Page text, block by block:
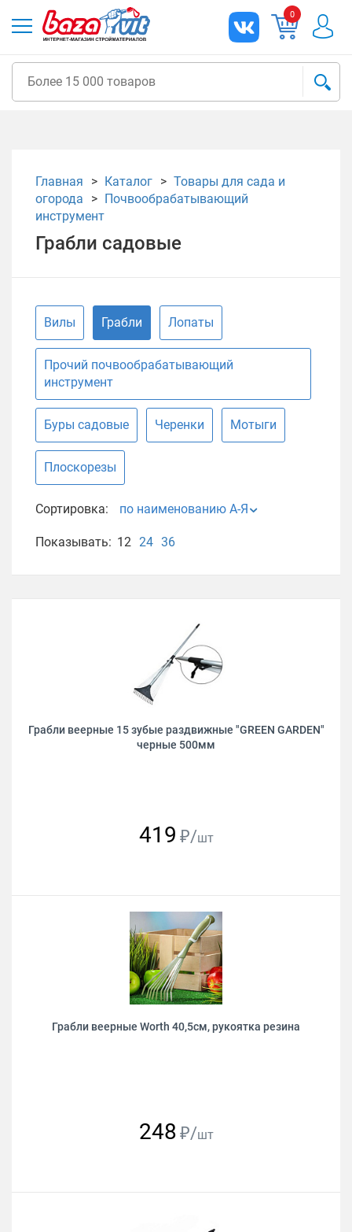
0
Главная Каталог
Товары для сада и
огорода
Почвообрабатывающий
инструмент
Грабли садовые
Вилы Грабли Лопаты
Прочий почвообрабатывающий
инструмент
Буры садовые Черенки Мотыги
Плоскорезы
Сортировка: по наименованию А-Я
Показывать: 12 24 36
Грабли веерные 15 зубые раздвижные "GREEN GARDEN"
черные 500мм
419 ₽/шт
Грабли веерные Worth 40,5см, рукоятка резина
248 ₽/шт